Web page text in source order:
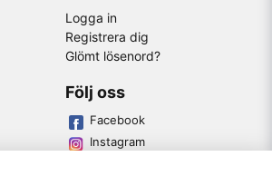
Logga in
Registrera dig
Glömt lösenord?
Följ oss
Facebook
Instagram